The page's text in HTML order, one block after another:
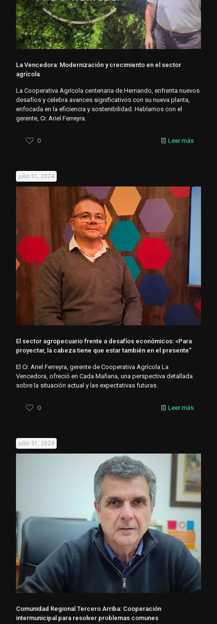
La Vencedora: Modernización y crecimiento en el sector
agrícola
La Cooperativa Agrícola centenaria de Hernando, enfrenta nuevos
desafíos y celebra avances significativos con su nueva planta,
enfocada en la eficiencia y sostenibilidad. Hablamos con el
gerente, Cr. Ariel Ferreyra.
0 Leer más
julio 31, 2024
El sector agropecuario frente a desafíos económicos: «Para
proyectar, la cabeza tiene que estar también en el presente”
El Cr. Ariel Ferreyra, gerente de Cooperativa Agrícola La
Vencedora, ofreció en Cada Mañana, una perspectiva detallada
sobre la situación actual y las expectativas futuras.
0 Leer más
julio 31, 2024
Comunidad Regional Tercero Arriba: Cooperación
intermunicipal para resolver problemas comunes